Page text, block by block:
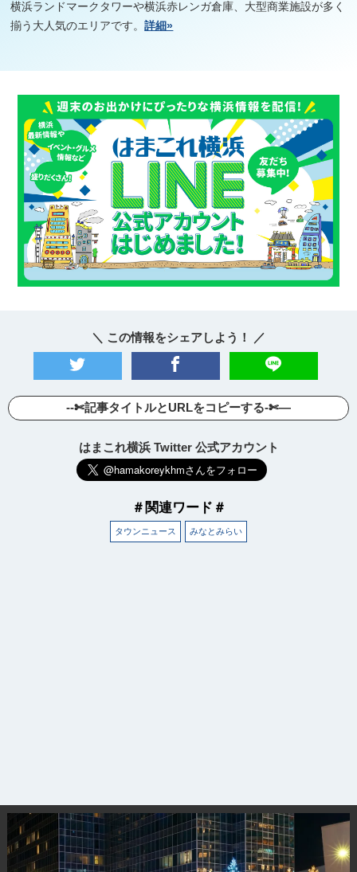
横浜ランドマークタワーや横浜赤レンガ倉庫、大型商業施設が多く
揃う大人気のエリアです。詳細»
＼ この情報をシェアしよう！ ／
--✄記事タイトルとURLをコピーする-✄—
はまこれ横浜 Twitter 公式アカウント
＃関連ワード＃
タウンニュース みなとみらい